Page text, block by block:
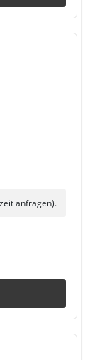
anfragen).